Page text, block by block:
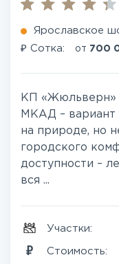
Ярославское
₽ Сотка: от 700
КП «Жюльверн»
МКАД – вариант
на природе, но
городского
доступности –
вся ...
Участки:
Стоимость: